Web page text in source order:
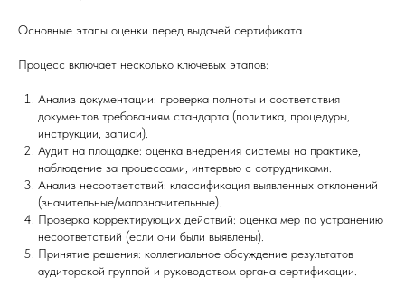
Основные этапы оценки перед выдачей сертификата
Процесс включает несколько ключевых этапов:
Анализ документации: проверка полноты и соответствия
документов требованиям стандарта (политика, процедуры,
инструкции, записи).
Аудит на площадке: оценка внедрения системы на практике,
наблюдение за процессами, интервью с сотрудниками.
Анализ несоответствий: классификация выявленных отклонений
(значительные/малозначительные).
Проверка корректирующих действий: оценка мер по устранению
несоответствий (если они были выявлены).
Принятие решения: коллегиальное обсуждение результатов
аудиторской группой и руководством органа сертификации.